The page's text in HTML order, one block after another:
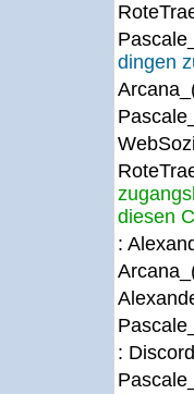
dingen
diesen
:
: